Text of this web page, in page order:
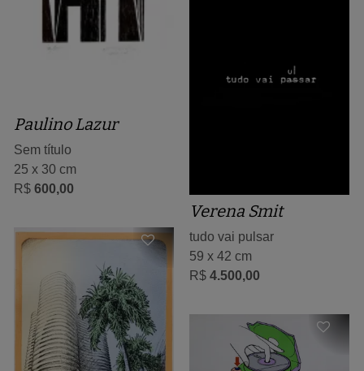
Paulino Lazur
Sem título
25 x 30 cm
R$ 600,00
Verena Smit
tudo vai pulsar
59 x 42 cm
R$ 4.500,00